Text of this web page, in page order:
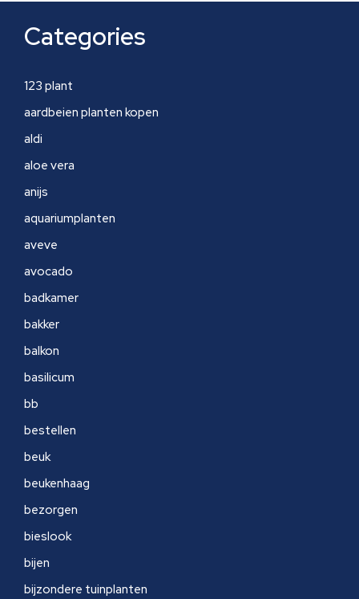
Categories
123 plant
aardbeien planten kopen
aldi
aloe vera
anijs
aquariumplanten
aveve
avocado
badkamer
bakker
balkon
basilicum
bb
bestellen
beuk
beukenhaag
bezorgen
bieslook
bijen
bijzondere tuinplanten